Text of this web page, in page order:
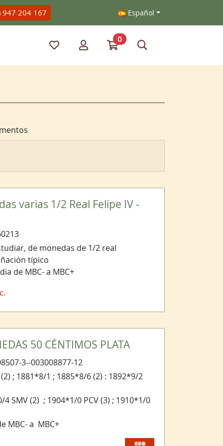
947 204 167 Español
Mis artículos favoritos
Mi cuentaIr a mi compra
0
varias 1/2 Real Felipe IV -
de monedas de 1/2 real
típico
de MBC- a MBC+
50 CÉNTIMOS PLATA
3--003008877-12
; 1881*8/1 ; 1885*8/6 (2) : 1892*9/2
SMV (2) ; 1904*1/0 PCV (3) ; 1910*1/0
MBC- a MBC+